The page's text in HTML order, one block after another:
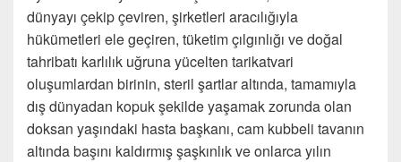
dünyayı çekip çeviren, şirketleri aracılığıyla
hükümetleri ele geçiren, tüketim çılgınlığı ve doğal
tahribatı karlılık uğruna yücelten tarikatvari
oluşumlardan birinin, steril şartlar altında, tamamıyla
dış dünyadan kopuk şekilde yaşamak zorunda olan
doksan yaşındaki hasta başkanı, cam kubbeli tavanın
altında başını kaldırmış şaşkınlık ve onlarca yılın